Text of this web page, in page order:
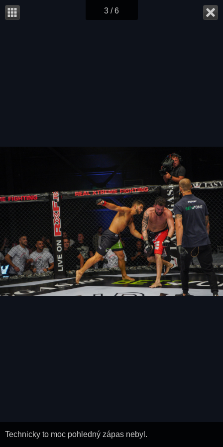
3 / 6
Technicky to moc pohledný zápas nebyl.